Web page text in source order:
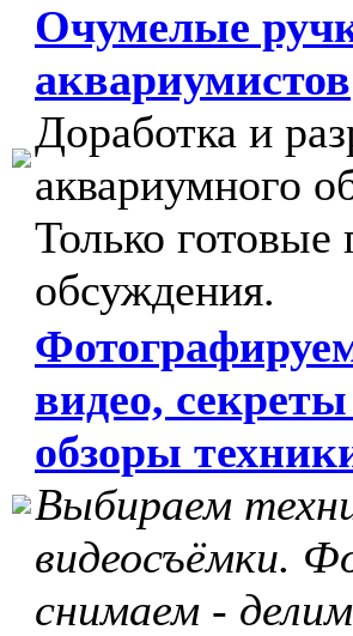
Очумелые
аквариумистов
Доработка и
аквариумного
Только готовые
обсуждения.
видео,
обзоры
Выбираем
видеосъёмки.
снимаем -